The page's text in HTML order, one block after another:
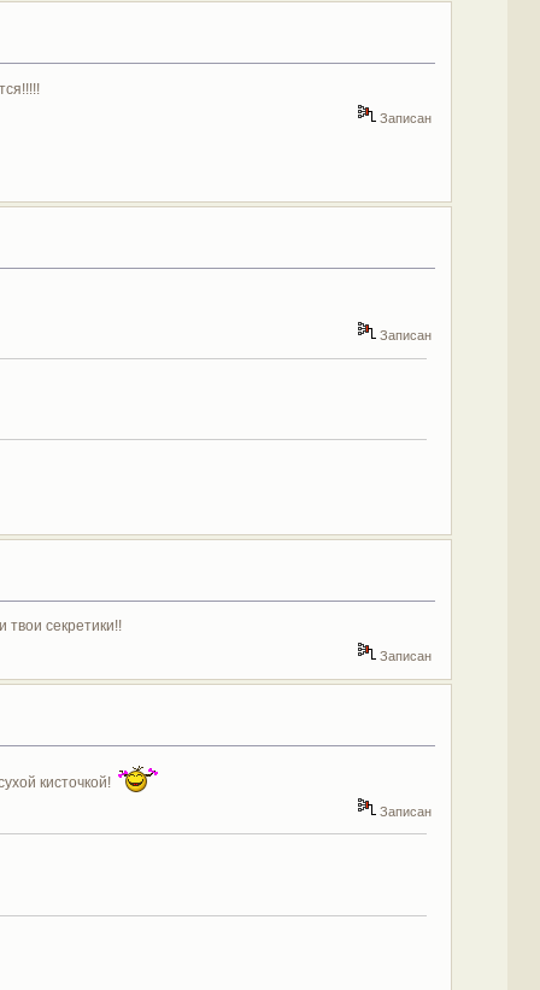
Записан
Записан
секретики!!
Записан
кисточкой!
Записан